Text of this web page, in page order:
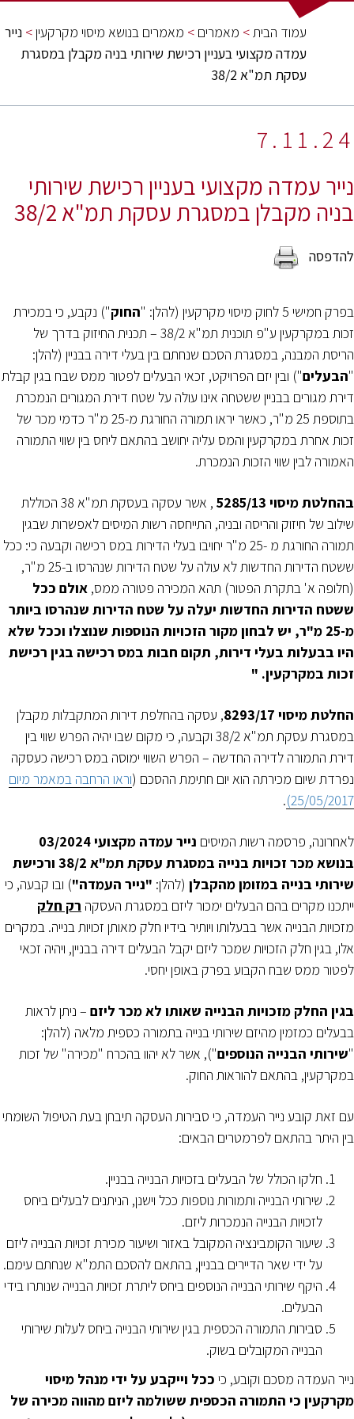
עמוד הבית> מאמרים > מאמרים בנושא מיסוי מקרקעין> נייר
עמדה מקצועי בעניין רכישת שירותי בניה מקבלן במסגרת
עסקת תמ"א 38/2
7.11.24
נייר עמדה מקצועי בעניין רכישת שירותי
בניה מקבלן במסגרת עסקת תמ"א 38/2
בפרק חמישי 5 לחוק מיסוי מקרקעין (להלן: " החוק") נקבע, כי במכירת
זכות במקרקעין ע"פ תוכנית תמ"א 38/2 – תכנית החיזוק בדרך של
הריסת המבנה, במסגרת הסכם שנחתם בין בעלי דירה בבניין (להלן:
"הבעלים") ובין יזם הפרויקט, זכאי הבעלים לפטור ממס שבח בגין קבלת
דירת מגורים בבניין ששטחה אינו עולה על שטח דירת המגורים הנמכרת
בתוספת 25 מ"ר, כאשר יראו תמורה החורגת מ-25 מ"ר כדמי מכר של
זכות אחרת במקרקעין והמס עליה יחושב בהתאם ליחס בין שווי התמורה
האמורה לבין שווי הזכות הנמכרת.
בהחלטת מיסוי 5285/13
, אשר עסקה בעסקת תמ"א 38 הכוללת
שילוב של חיזוק והריסה ובניה, התייחסה רשות המיסים לאפשרות שבגין
תמורה החורגת מ -25 מ"ר יחויבו בעלי הדירות במס רכישה וקבעה כי: ככל
ששטח הדירות החדשות לא עולה על שטח הדירות שנהרסו ב-25 מ"ר,
(חלופה א' בתקרת הפטור) תהא המכירה פטורה ממס, אולם ככל
ששטח הדירות החדשות יעלה על שטח הדירות שנהרסו ביותר
מ-25 מ"ר, יש לבחון מקור הזכויות הנוספות שנוצלו וככל שלא
היו בבעלות בעלי דירות, תקום חבות במס רכישה בגין רכישת
זכות במקרקעין. "
החלטת מיסוי 8293/17
, עסקה בהחלפת דירות המתקבלות מקבלן
במסגרת עסקת תמ"א 38/2 וקבעה, כי מקום שבו יהיה הפרש שווי בין
דירת התמורה לדירה החדשה – הפרש השווי ימוסה במס רכישה כעסקה
נפרדת שיום מכירתה הוא יום חתימת ההסכם (וראו הרחבה במאמר מיום
25/05/2017)
.
לאחרונה, פרסמה רשות המיסים
נייר עמדה מקצועי 03/2024
בנושא מכר זכויות בנייה במסגרת עסקת תמ"א 38/2 ורכישת
שירותי בנייה במזומן מהקבלן (להלן: "נייר העמדה") ובו קבעה, כי
ייתכנו מקרים בהם הבעלים ימכור ליזם במסגרת העסקה רק חלק
מזכויות הבנייה אשר בבעלותו ויותיר בידיו חלק מאותן זכויות בנייה. במקרים
אלו, בגין חלק הזכויות שמכר ליזם יקבל הבעלים דירה בבניין, ויהיה זכאי
לפטור ממס שבח הקבוע בפרק באופן יחסי.
בגין החלק מזכויות הבנייה שאותו לא מכר ליזם – ניתן לראות
בבעלים כמזמין מהיזם שירותי בנייה בתמורה כספית מלאה (להלן:
"שירותי הבנייה הנוספים"), אשר לא יהוו בהכרח "מכירה" של זכות
במקרקעין, בהתאם להוראות החוק.
עם זאת קובע נייר העמדה, כי סבירות העסקה תיבחן בעת הטיפול השומתי
בין היתר בהתאם לפרמטרים הבאים:
חלקו הכולל של הבעלים בזכויות הבנייה בבניין.
שירותי הבנייה ותמורות נוספות ככל וישנן, הניתנים לבעלים ביחס
לזכויות הבנייה הנמכרות ליזם.
שיעור הקומבינציה המקובל באזור ושיעור מכירת זכויות הבנייה ליזם
על ידי שאר הדיירים בבניין, בהתאם להסכם התמ"א שנחתם עימם.
היקף שירותי הבנייה הנוספים ביחס ליתרת זכויות הבנייה שנותרו בידי
הבעלים.
סבירות התמורה הכספית בגין שירותי הבנייה ביחס לעלות שירותי
הבנייה המקובלים בשוק.
נייר העמדה מסכם וקובע, כי ככל וייקבע על ידי מנהל מיסוי
מקרקעין כי התמורה הכספית ששולמה ליזם מהווה מכירה של